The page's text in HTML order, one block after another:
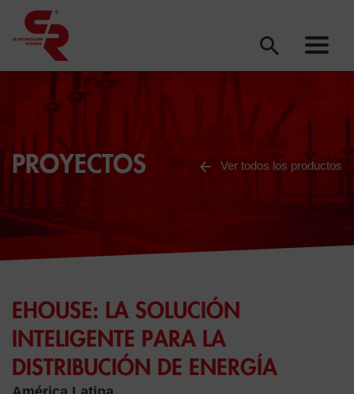
PROYECTOS Ver todos los productos
EHOUSE: LA SOLUCIÓN
INTELIGENTE PARA LA
DISTRIBUCIÓN DE ENERGÍA